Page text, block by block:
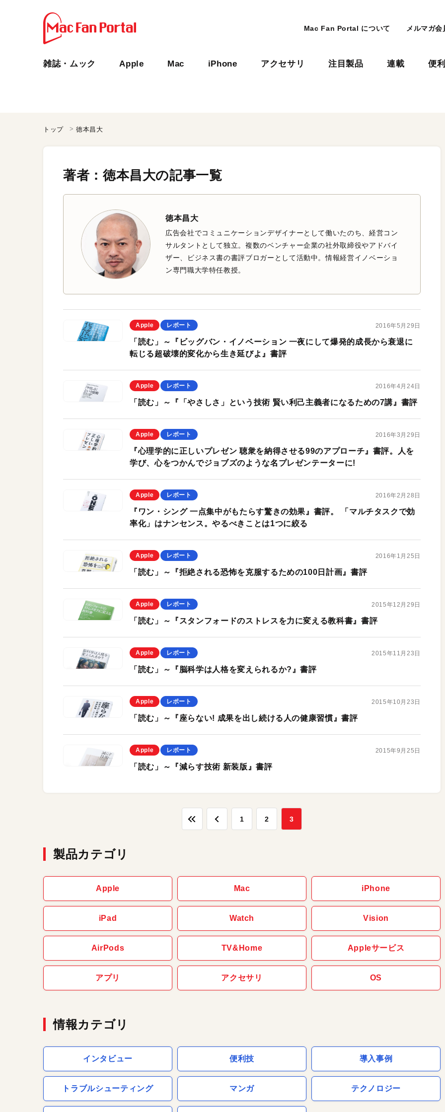
Mac Fan Portal について メルマガ会
雑誌・ムック Apple Mac iPhone アクセサリ 注目製品 連載 便
トップ 徳本昌大
著者：徳本昌大の記事一覧
徳本昌大
広告会社でコミュニケーションデザイナーとして働いたのち、経営コン
サルタントとして独立。複数のベンチャー企業の社外取締役やアドバイ
ザー、ビジネス書の書評ブロガーとして活動中。情報経営イノベーショ
ン専門職大学特任教授。
Apple レポート 2016年5月29日
「読む」～『ビッグバン・イノベーション 一夜にして爆発的成長から衰退に
転じる超破壊的変化から生き延びよ』書評
Apple レポート 2016年4月24日
「読む」～『「やさしさ」という技術 賢い利己主義者になるための7講』書評
Apple レポート 2016年3月29日
『心理学的に正しいプレゼン 聴衆を納得させる99のアプローチ』書評。人を
学び、心をつかんでジョブズのような名プレゼンテーターに!
Apple レポート 2016年2月28日
『ワン・シング 一点集中がもたらす驚きの効果』書評。 「マルチタスクで効
率化」はナンセンス。やるべきことは1つに絞る
Apple レポート 2016年1月25日
「読む」～『拒絶される恐怖を克服するための100日計画』書評
Apple レポート 2015年12月29日
「読む」～『スタンフォードのストレスを力に変える教科書』書評
Apple レポート 2015年11月23日
「読む」～『脳科学は人格を変えられるか?』書評
Apple レポート 2015年10月23日
「読む」～『座らない! 成果を出し続ける人の健康習慣』書評
Apple レポート 2015年9月25日
「読む」～『減らす技術 新装版』書評
1 2 3
製品カテゴリ
Apple Mac iPhone
iPad Watch Vision
AirPods TV&Home Appleサービス
アプリ アクセサリ OS
情報カテゴリ
インタビュー 便利技 導入事例
トラブルシューティング マンガ テクノロジー